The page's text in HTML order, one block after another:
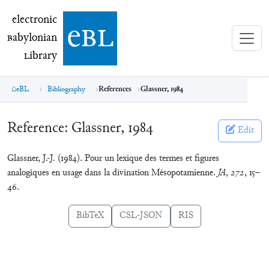
electronic Babylonian Library (eBL)
electronic
Babylonian
Library ebl
eBL Bibliography References Glassner, 1984
Reference: Glassner, 1984 Edit
Glassner, J.-J. (1984). Pour un lexique des termes et figures
analogiques en usage dans la divination Mésopotamienne.JA,272, 15–
46.
BibTeX CSL-JSON RIS